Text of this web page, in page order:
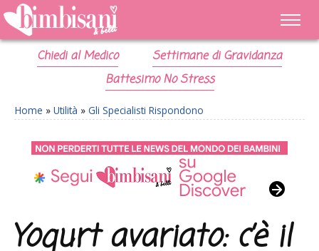
Chiedi al Medico
Settimane di Gravidanza
Battesimo No Stress
Home » Utilità » Gli Specialisti Rispondono
Yogurt avariato: c’è il